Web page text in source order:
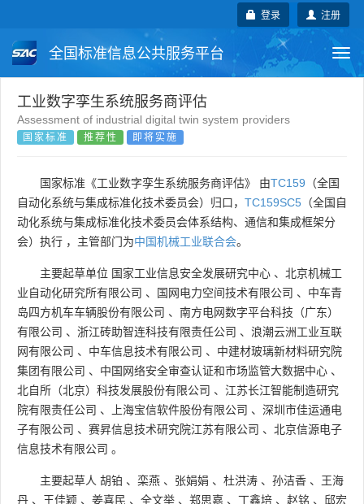
注册
登录
全国标准信息公共服务平台
国家标准 行业标准
团体标准 企业标准
国外标准 技术委员会
工业数字孪生系统服务商评估
Assessment of industrial digital twin system providers
国家标准 推荐性 即将实施
国家标准《工业数字孪生系统服务商评估》 由TC159 （全国
自动化系统与集成标准化技术委员会）归口， TC159SC5 （全国自
动化系统与集成标准化技术委员会体系结构、通信和集成框架分
会）执行 ，主管部门为中国机械工业联合会。
主要起草单位 国家工业信息安全发展研究中心 、 北京机械工
业自动化研究所有限公司 、 国网电力空间技术有限公司 、 中车青
岛四方机车车辆股份有限公司 、 南方电网数字平台科技（广东）
有限公司 、 浙江砖助智连科技有限责任公司 、 浪潮云洲工业互联
网有限公司 、 中车信息技术有限公司 、 中建材玻璃新材料研究院
集团有限公司 、 中国网络安全审查认证和市场监管大数据中心 、
北自所（北京）科技发展股份有限公司 、 江苏长江智能制造研究
院有限责任公司 、 上海宝信软件股份有限公司 、 深圳市佳运通电
子有限公司 、 赛昇信息技术研究院江苏有限公司 、 北京信源电子
信息技术有限公司 。
主要起草人 胡铂 、 栾燕 、 张娟娟 、 杜洪涛 、 孙洁香 、 王海
丹 、 王佳颖 、 姜喜民 、 全文举 、 郑思嘉 、 丁鑫培 、 赵铭 、 邱宏